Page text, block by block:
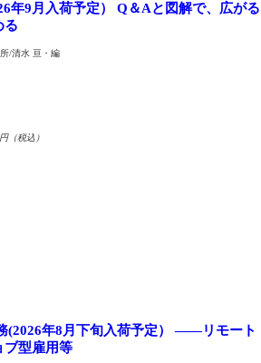
年9月入荷予定） Q＆Aと図解で、広がる
る
/清水 亘・編
（税込）
(2026年8月下旬入荷予定）――リモート
ブ型雇用等